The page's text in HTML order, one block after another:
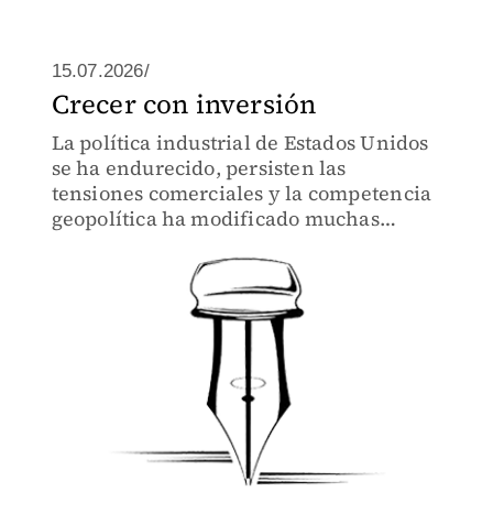
15.07.2026/
Crecer con inversión
La política industrial de Estados Unidos
se ha endurecido, persisten las
tensiones comerciales y la competencia
geopolítica ha modificado muchas